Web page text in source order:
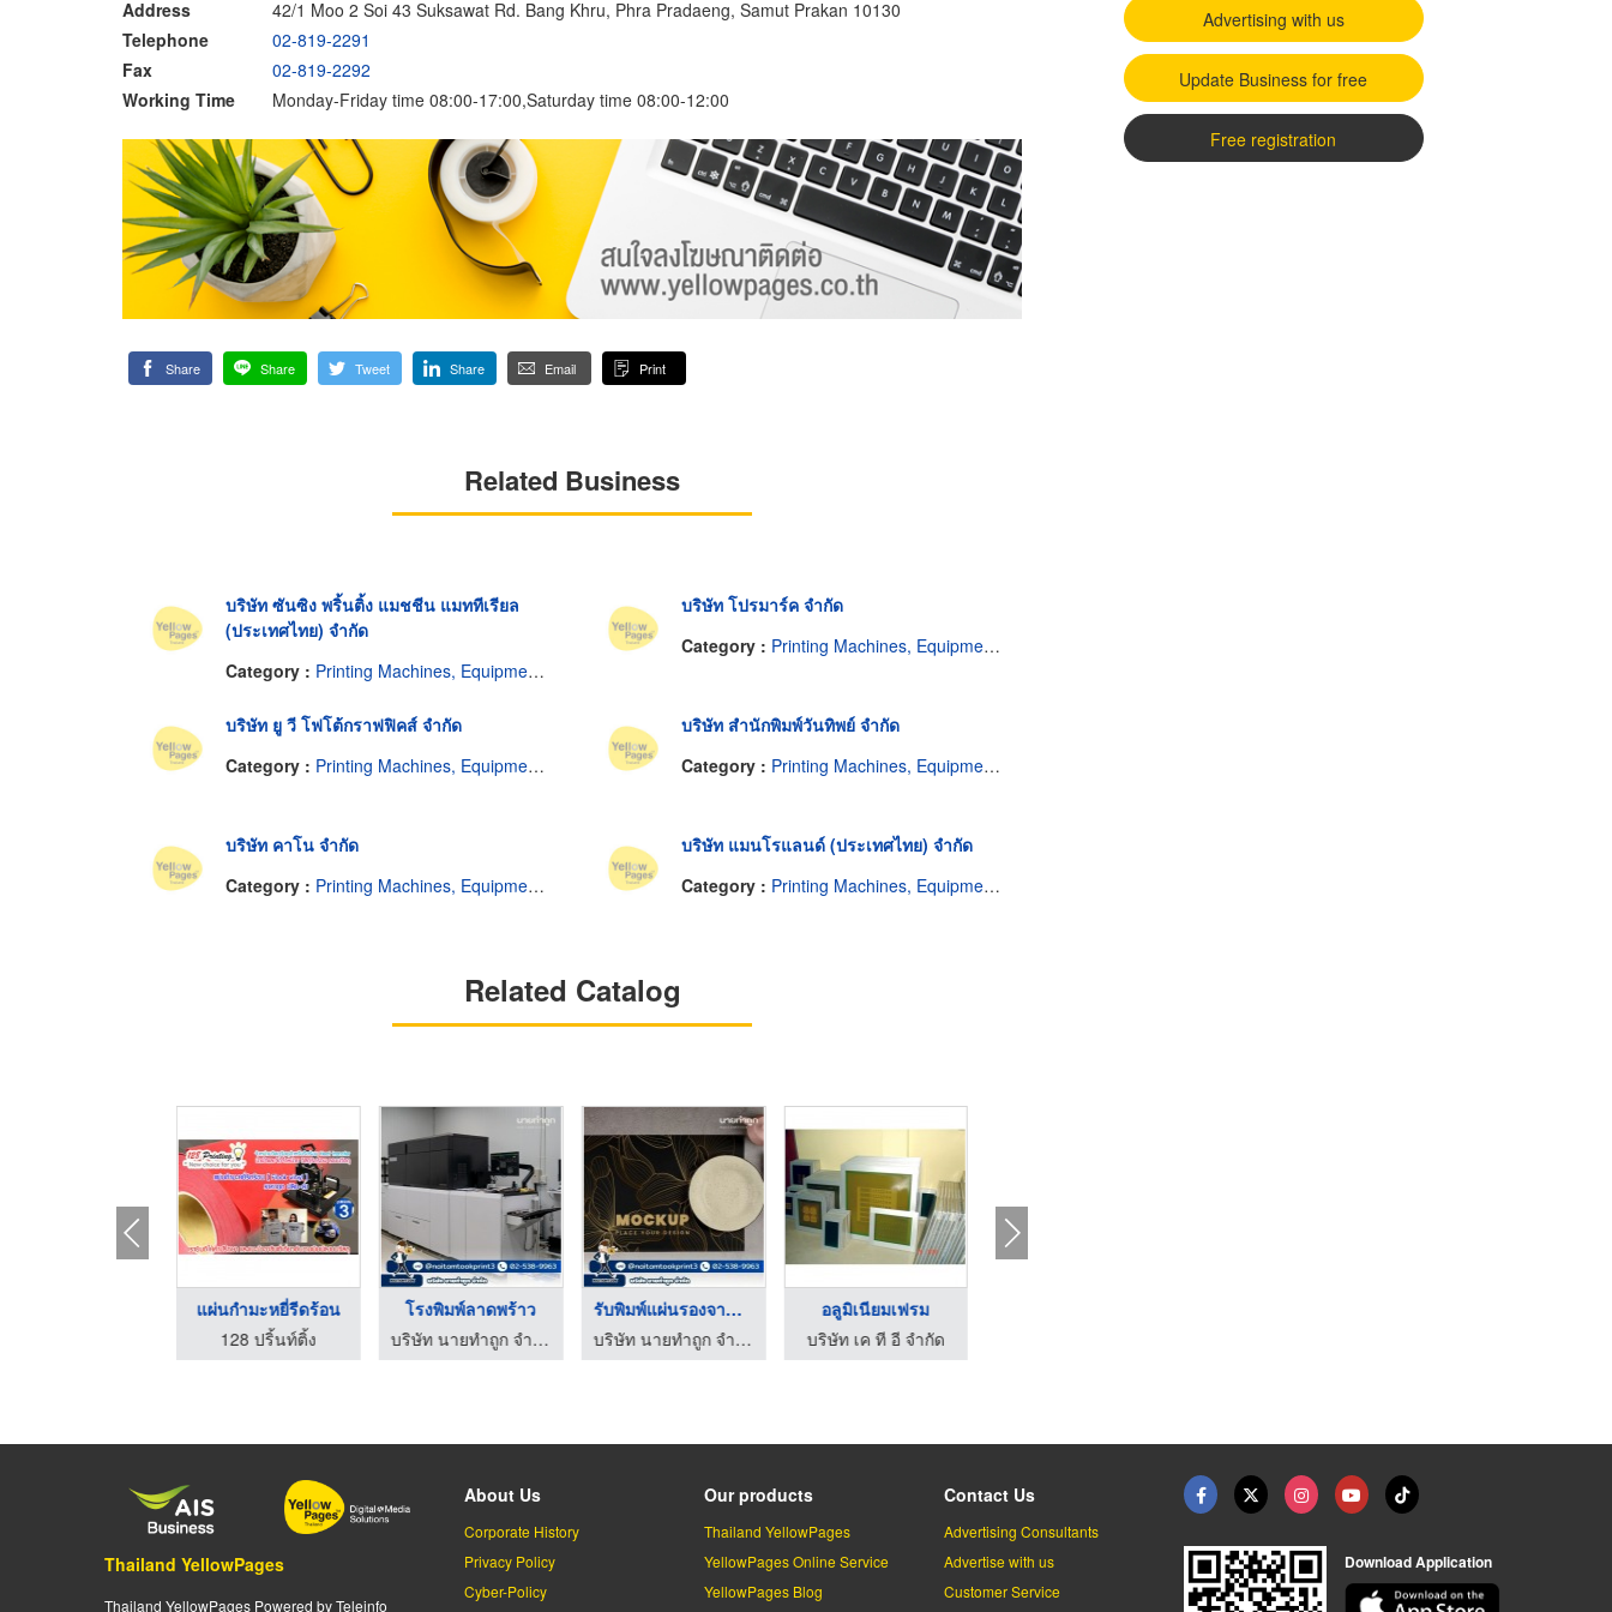
Address
42/1 Moo 2 Soi 43 Suksawat Rd. Bang Khru, Phra Pradaeng, Samut Prakan 10130
Telephone
02-819-2291
Fax
02-819-2292
Working Time
Monday-Friday time 08:00-17:00,Saturday time 08:00-12:00
Share Share Tweet Share Email Print
Related Business
บริษัท ซันซิง พริ้นติ้ง แมชชีน แมททีเรียล
(ประเทศไทย) จำกัด
Category : Printing Machines, Equipment and Supplies
บริษัท โปรมาร์ค จำกัด
Category : Printing Machines, Equipment and Supplies
บริษัท ยู วี โฟโต้กราฟฟิคส์ จำกัด
Category : Printing Machines, Equipment and Supplies
บริษัท สำนักพิมพ์วันทิพย์ จำกัด
Category : Printing Machines, Equipment and Supplies
บริษัท คาโน จำกัด
Category : Printing Machines, Equipment and Supplies
บริษัท แมนโรแลนด์ (ประเทศไทย) จำกัด
Category : Printing Machines, Equipment and Supplies
Related Catalog
แผ่นกำมะหยี่รีดร้อน
128 ปริ้นท์ติ้ง
โรงพิมพ์ลาดพร้าว
บริษัท นายทำถูก จำกัด
รับพิมพ์แผ่นรองจาน ใ ...
บริษัท นายทำถูก จำกัด
อลูมิเนียมเฟรม
บริษัท เค ที อี จำกัด
Advertising with us
Update Business for free
Free registration
Thailand YellowPages
Thailand YellowPages Powered by Teleinfo
About Us
Corporate History
Privacy Policy
Cyber-Policy
Our products
Thailand YellowPages
YellowPages Online Service
YellowPages Blog
Contact Us
Advertising Consultants
Advertise with us
Customer Service
Download Application